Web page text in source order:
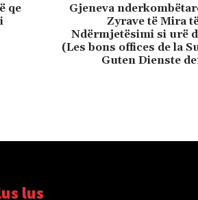
qe
Gjeneva
Zyrave të Mira
Ndërmjetësimi si urë
(Les bons offices de la
Guten Dienste
lus